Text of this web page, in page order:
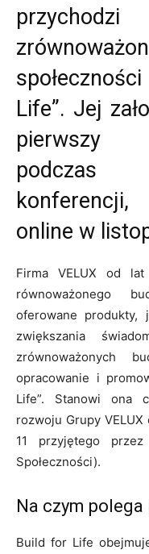
Life”. Jej
pierwszy
podczas
online w
Firma VELUX od
równoważonego
oferowane produkty,
zwiększania
zrównoważonych
opracowanie i
Life”. Stanowi ona
rozwoju Grupy
11 przyjętego
Społeczności).
Na czym
Build for Life